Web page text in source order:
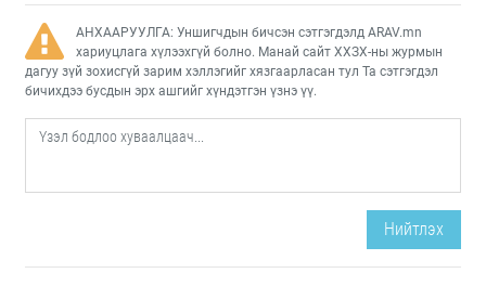
АНХААРУУЛГА: Уншигчдын бичсэн сэтгэгдэлд ARAV.mn
хариуцлага хүлээхгүй болно. Манай сайт ХХЗХ-ны журмын
дагуу зүй зохисгүй зарим хэллэгийг хязгаарласан тул Та сэтгэгдэл
бичихдээ бусдын эрх ашгийг хүндэтгэн үзнэ үү.
Нийтлэх